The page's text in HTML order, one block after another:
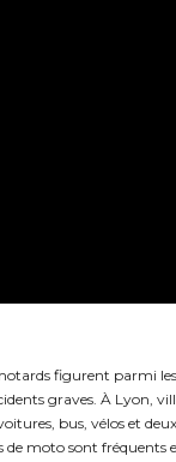
figurent parmi
graves. À Lyon,
bus, vélos et
de moto sont fréquents